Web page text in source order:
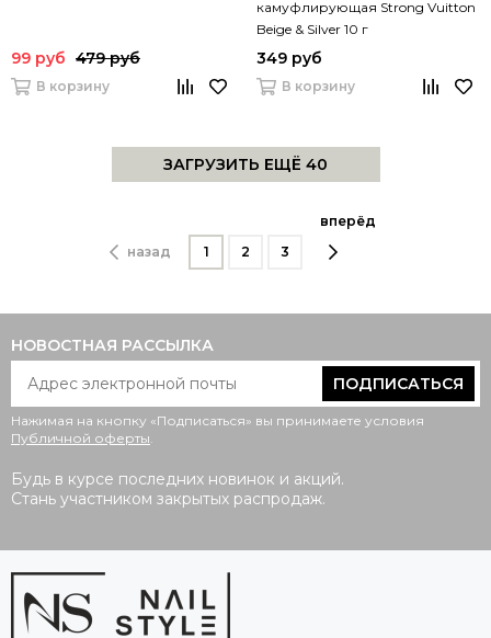
99 руб 479 руб
В корзину
камуфлирующая Strong Vuitton
Beige & Silver 10 г
349 руб
В корзину
ЗАГРУЗИТЬ ЕЩЁ 40
назад 1 2 3
вперёд
НОВОСТНАЯ РАССЫЛКА
ПОДПИСАТЬСЯ
Нажимая на кнопку «Подписаться» вы принимаете условия
Публичной оферты.
Будь в курсе последних новинок и акций.
Стань участником закрытых распродаж.